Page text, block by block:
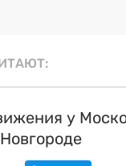
у